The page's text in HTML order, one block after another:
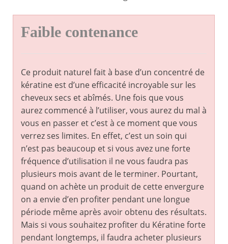
Faible contenance
Ce produit naturel fait à base d’un concentré de
kératine est d’une efficacité incroyable sur les
cheveux secs et abîmés. Une fois que vous
aurez commencé à l’utiliser, vous aurez du mal à
vous en passer et c’est à ce moment que vous
verrez ses limites. En effet, c’est un soin qui
n’est pas beaucoup et si vous avez une forte
fréquence d’utilisation il ne vous faudra pas
plusieurs mois avant de le terminer. Pourtant,
quand on achète un produit de cette envergure
on a envie d’en profiter pendant une longue
période même après avoir obtenu des résultats.
Mais si vous souhaitez profiter du Kératine forte
pendant longtemps, il faudra acheter plusieurs